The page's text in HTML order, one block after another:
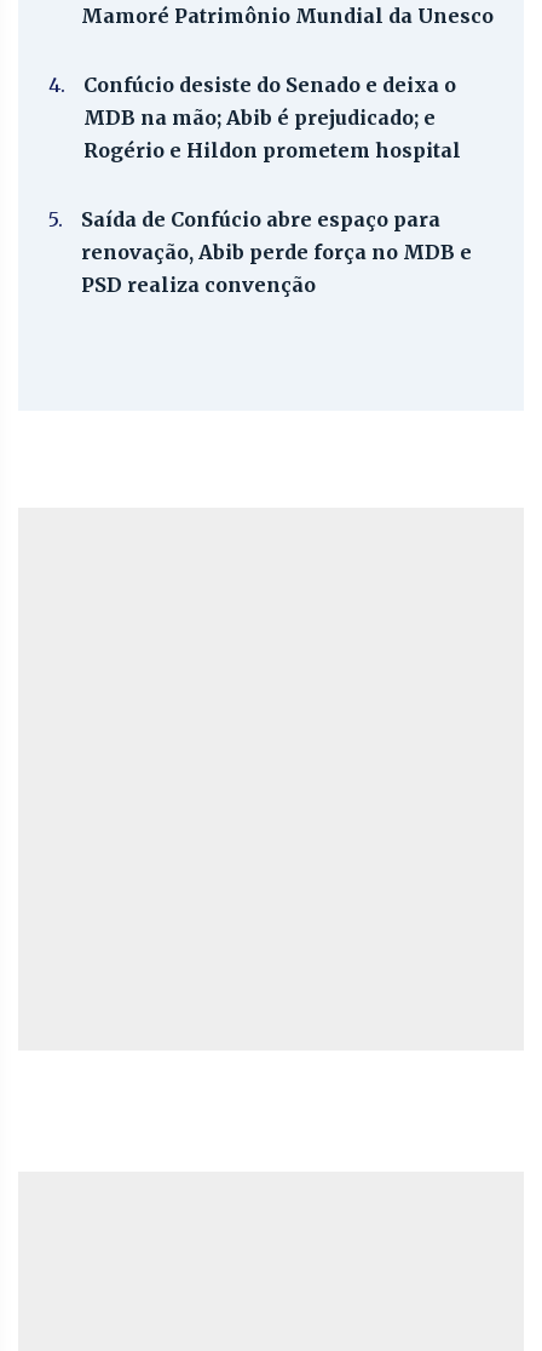
Mamoré Patrimônio Mundial da Unesco
4.
Confúcio desiste do Senado e deixa o
MDB na mão; Abib é prejudicado; e
Rogério e Hildon prometem hospital
5.
Saída de Confúcio abre espaço para
renovação, Abib perde força no MDB e
PSD realiza convenção